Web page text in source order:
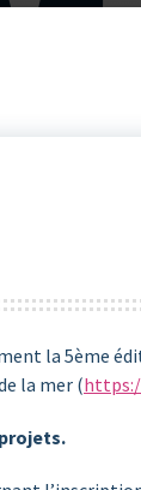
la 5ème
la mer (